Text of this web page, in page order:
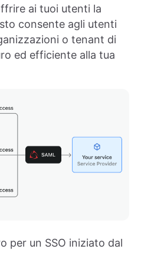
ai tuoi utenti la
consente agli utenti
o tenant di
ed efficiente alla tua
per un SSO iniziato dal